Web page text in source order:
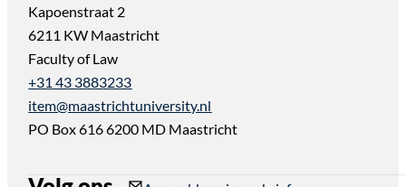
Kapoenstraat 2
6211 KW Maastricht
Faculty of Law
+31 43 3883233
item@maastrichtuniversity.nl
PO Box 616 6200 MD Maastricht